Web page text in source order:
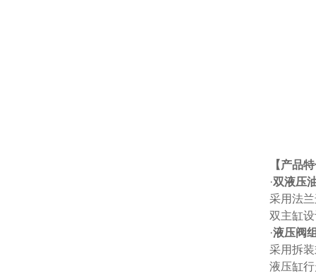
【产品
·双液压
采用法
双主缸
·液压阀
采用拆
液压缸